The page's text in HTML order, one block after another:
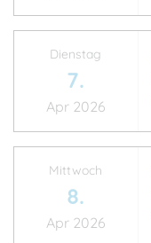
Dienstag
7.
Apr 2026
Mittwoch
8.
Apr 2026